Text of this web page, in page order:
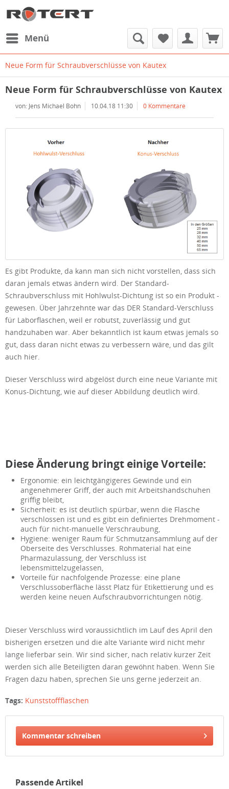
Menü
Neue Form für Schraubverschlüsse von Kautex
Neue Form für Schraubverschlüsse von Kautex
von: Jens Michael Bohn 10.04.18 11:30 0 Kommentare
Es gibt Produkte, da kann man sich nicht vorstellen, dass sich
daran jemals etwas ändern wird. Der Standard-
Schraubverschluss mit Hohlwulst-Dichtung ist so ein Produkt -
gewesen. Über Jahrzehnte war das DER Standard-Verschluss
für Laborflaschen, weil er robutst, zuverlässig und gut
handzuhaben war. Aber bekanntlich ist kaum etwas jemals so
gut, dass daran nicht etwas zu verbessern wäre, und das gilt
auch hier.
Dieser Verschluss wird abgelöst durch eine neue Variante mit
Konus-Dichtung, wie auf dieser Abbildung deutlich wird.
Diese Änderung bringt einige Vorteile:
Ergonomie: ein leichtgängigeres Gewinde und ein
angenehmerer Griff, der auch mit Arbeitshandschuhen
griffig bleibt,
Sicherheit: es ist deutlich spürbar, wenn die Flasche
verschlossen ist und es gibt ein definiertes Drehmoment -
auch für nicht-manuelle Verschraubung,
Hygiene: weniger Raum für Schmutzansammlung auf der
Oberseite des Verschlusses. Rohmaterial hat eine
Pharmazulassung, der Verschluss ist
lebensmittelzugelassen,
Vorteile für nachfolgende Prozesse: eine plane
Verschlussoberfläche lässt Platz für Etikettierung und es
werden keine neuen Aufschraubvorrichtungen nötig.
Dieser Verschluss wird voraussichtlich im Lauf des April den
bisherigen ersetzen und die alte Variante wird nicht mehr
lange lieferbar sein. Wir sind sicher, nach relativ kurzer Zeit
werden sich alle Beteiligten daran gewöhnt haben. Wenn Sie
Fragen dazu haben, sprechen Sie uns gerne jederzeit an.
Tags: Kunststoffflaschen
Kommentar schreiben
Passende Artikel